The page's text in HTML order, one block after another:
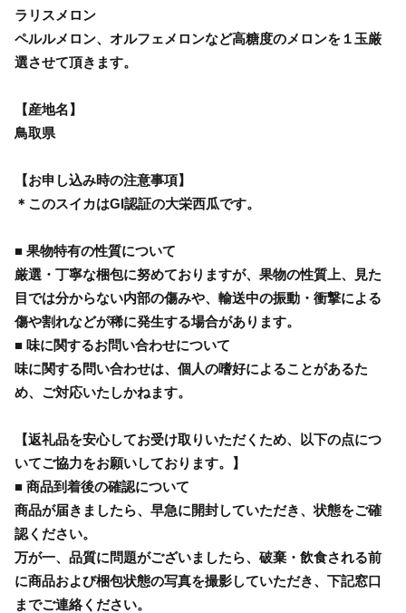
ラリスメロン
ペルルメロン、オルフェメロンなど高糖度のメロンを１玉厳
選させて頂きます。
【産地名】
鳥取県
【お申し込み時の注意事項】
＊このスイカはGI認証の大栄西瓜です。
■ 果物特有の性質について
厳選・丁寧な梱包に努めておりますが、果物の性質上、見た
目では分からない内部の傷みや、輸送中の振動・衝撃による
傷や割れなどが稀に発生する場合があります。
■ 味に関するお問い合わせについて
味に関する問い合わせは、個人の嗜好によることがあるた
め、ご対応いたしかねます。
【返礼品を安心してお受け取りいただくため、以下の点につ
いてご協力をお願いしております。】
■ 商品到着後の確認について
商品が届きましたら、早急に開封していただき、状態をご確
認ください。
万が一、品質に問題がございましたら、破棄・飲食される前
に商品および梱包状態の写真を撮影していただき、下記窓口
までご連絡ください。